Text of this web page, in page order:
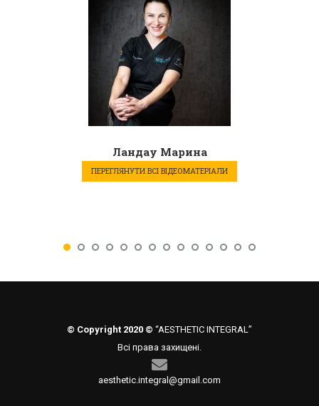
Ландау Марина
ПЕРЕГЛЯНУТИ ВСІ ВІДЕОМАТЕРІАЛИ
© Copyright 2020 © “AESTHETIC INTEGRAL”
Всі права захищені.
aesthetic.integral@gmail.com